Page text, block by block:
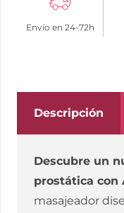
ANILLO
PROSTÁTICO
Envío en 24-72h
Descripción
Descubre un
prostática con
masajeador